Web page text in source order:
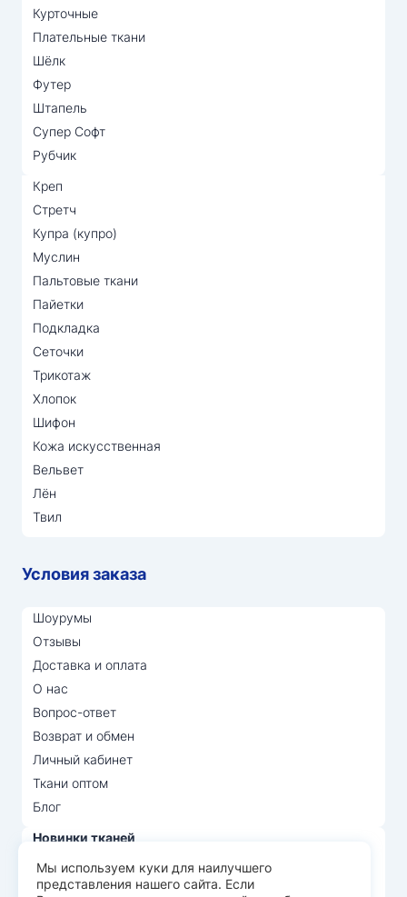
Курточные
Плательные ткани
Шёлк
Футер
Штапель
Супер Софт
Рубчик
Креп
Стретч
Купра (купро)
Муслин
Пальтовые ткани
Пайетки
Подкладка
Сеточки
Трикотаж
Хлопок
Шифон
Кожа искусственная
Вельвет
Лён
Твил
Условия заказа
Шоурумы
Отзывы
Доставка и оплата
О нас
Вопрос-ответ
Возврат и обмен
Личный кабинет
Ткани оптом
Блог
Новинки тканей
Распродажа тканей
Лидеры продаж
Мы используем куки для наилучшего
представления нашего сайта. Если